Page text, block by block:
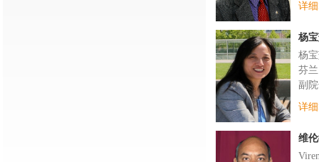
详
杨
杨
芬
副
详
维